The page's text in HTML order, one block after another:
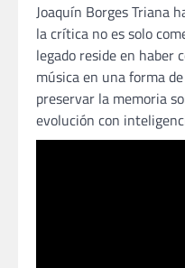
Joaquín Borges Triana
la crítica no es solo
legado reside en haber
música en una forma
preservar la memoria
evolución con